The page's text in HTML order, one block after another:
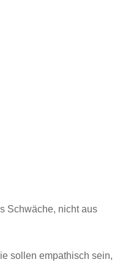
Schwäche, nicht aus
sollen empathisch sein,